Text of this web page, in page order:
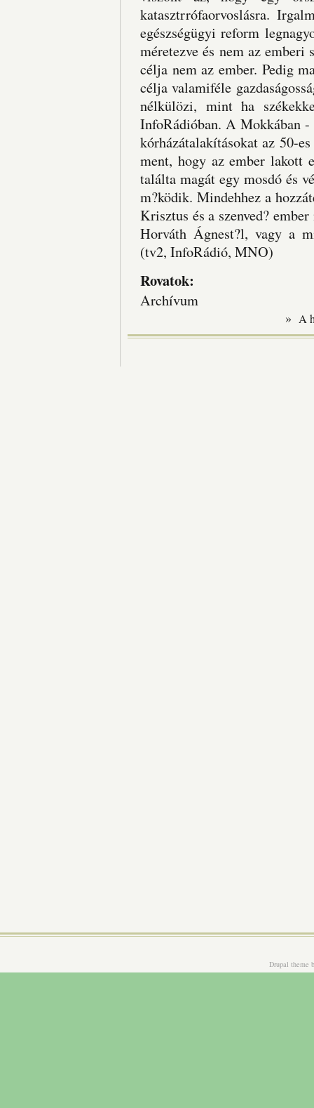
katasztrrófaorvoslásra.
egészségügyi reform
méretezve és nem az
célja nem az ember. Pedig
célja valamiféle
nélkülözi, mint ha
InfoRádióban. A Mokkában
kórházátalakításokat az 50-
ment, hogy az ember lakott
találta magát egy mosdó és
m?ködik. Mindehhez a
Krisztus és a szenved?
Horváth Ágnest?l, vagy a
(tv2, InfoRádió, MNO)
Rovatok:
Archívum
» A
Drupal theme